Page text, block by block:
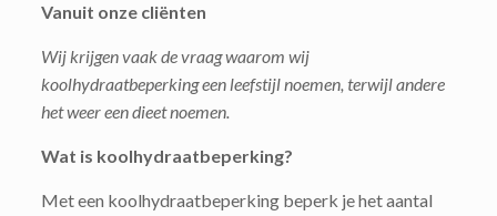
Vanuit onze cliënten
Wij krijgen vaak de vraag waarom wij
koolhydraatbeperking een leefstijl noemen, terwijl andere
het weer een dieet noemen.
Wat is koolhydraatbeperking?
Met een koolhydraatbeperking beperk je het aantal